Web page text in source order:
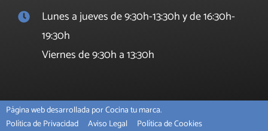
Lunes a jueves de 9:30h-13:30h y de 16:30h-
19:30h
Viernes de 9:30h a 13:30h
Página web desarrollada por Cocina tu marca.
Política de Privacidad
Aviso Legal Política de Cookies